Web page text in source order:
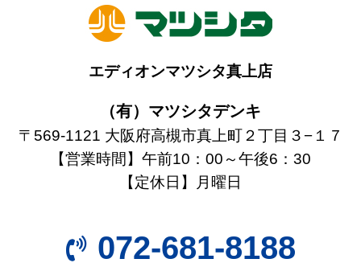
エディオンマツシタ真上店
（有）マツシタデンキ
〒569-1121 大阪府高槻市真上町２丁目３−１７
【営業時間】午前10：00～午後6：30
【定休日】月曜日
072-681-8188